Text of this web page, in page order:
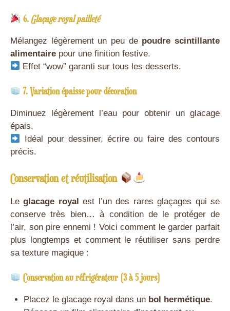
6.Glaçage royal pailleté
Mélangez légèrement un peu de poudre scintillante
alimentaire pour une finition festive.
Effet “wow” garanti sur tous les desserts.
7. Variation épaisse pour décoration
Diminuez légèrement l’eau pour obtenir un glacage
épais.
Idéal pour dessiner, écrire ou faire des contours
précis.
Conservation et réutilisation
Leglacage royal est l’un des rares glaçages qui se
conserve très bien… à condition de le protéger de
l’air, son pire ennemi ! Voici comment le garder parfait
plus longtemps et comment le réutiliser sans perdre
sa texture magique :
Conservation au réfrigérateur (3 à 5 jours)
Placez le glacage royal dans un bol hermétique.